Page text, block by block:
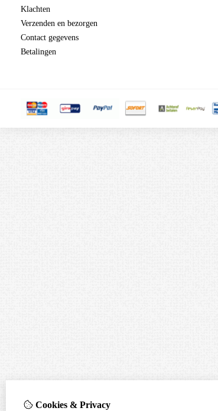
Klachten
Verzenden en bezorgen
Contact gegevens
Betalingen
Cookies & Privacy